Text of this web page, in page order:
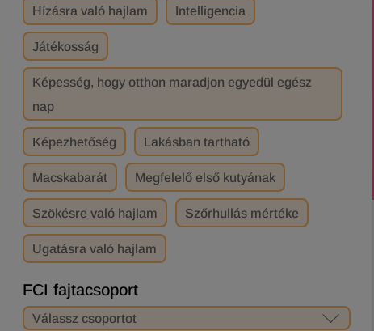
Hízásra való hajlam Intelligencia
Játékosság
Képesség, hogy otthon maradjon egyedül egész
nap
Képezhetőség Lakásban tartható
Macskabarát Megfelelő első kutyának
Szökésre való hajlam Szőrhullás mértéke
Ugatásra való hajlam
FCI fajtacsoport
Válassz csoportot